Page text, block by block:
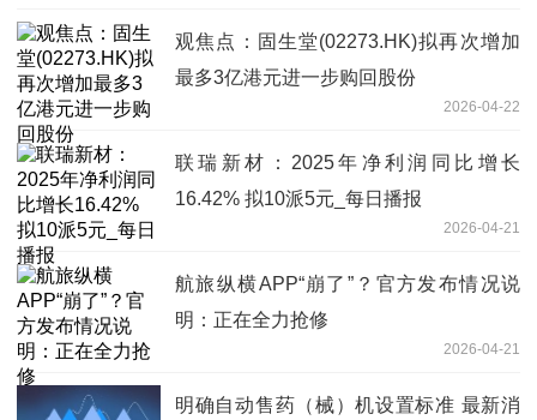
观焦点：固生堂(02273.HK)拟再次增加
最多3亿港元进一步购回股份
2026-04-22
联瑞新材：2025年净利润同比增长
16.42% 拟10派5元_每日播报
2026-04-21
航旅纵横APP“崩了”？官方发布情况说
明：正在全力抢修
2026-04-21
明确自动售药（械）机设置标准 最新消